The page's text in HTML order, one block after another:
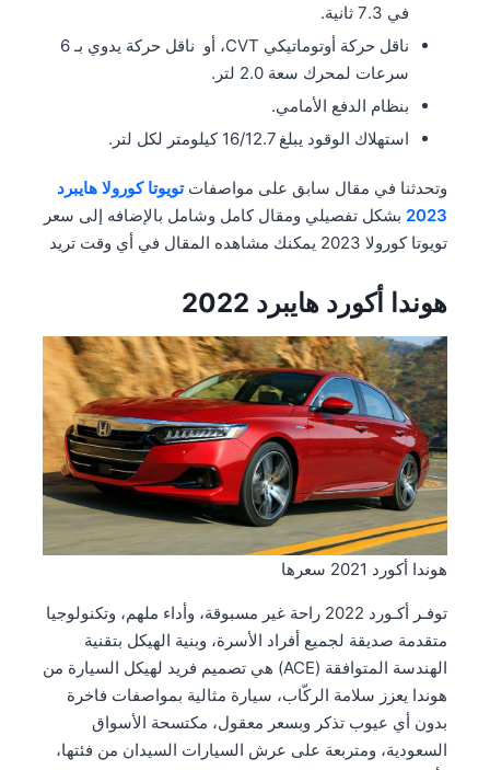
في 7.3 ثانية.
ناقل حركة أوتوماتيكي CVT، أو ناقل حركة يدوي بـ 6
سرعات لمحرك سعة 2.0 لتر.
بنظام الدفع الأمامي.
استهلاك الوقود يبلغ 16/12.7 كيلومتر لكل لتر.
وتحدثنا في مقال سابق على مواصفات تويوتا كورولا هايبرد
2023 بشكل تفصيلي ومقال كامل وشامل بالإضافه إلى سعر
تويوتا كورولا 2023 يمكنك مشاهده المقال في أي وقت تريد
هوندا أكورد هايبرد 2022
هوندا أكورد 2021 سعرها
توفـر أكـورد 2022 راحة غير مسبوقة، وأداء ملهم، وتكنولوجيا
متقدمة صديقة لجميع أفراد الأسرة، وبنية الهيكل بتقنية
الهندسة المتوافقة (ACE) هي تصميم فريد لهيكل السيارة من
هوندا يعزز سلامة الركّاب، سيارة مثالية بمواصفات فاخرة
بدون أي عيوب تذكر وبسعر معقول، مكتسحة الأسواق
السعودية، ومتربعة على عرش السيارات السيدان من فئتها،